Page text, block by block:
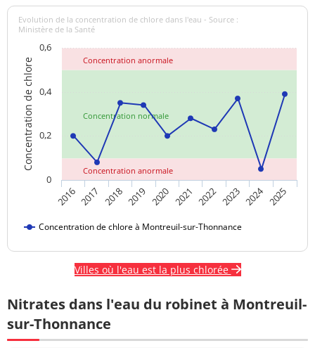
néphélométrique NFU
0,2 NFU <=2 NFU
Concentration normale
Concentration anormale
Concentration anormale
Concentration de chlore
Evolution de la concentration de chlore dans l'eau - Source :
Ministère de la Santé
Concentration de chlore à Montreuil-sur-Thonnance
2016 2017 2018 2019 2020 2021 2022 2023 2024 2025
0
0,2
0,4
0,6
Villes où l'eau est la plus chlorée
Nitrates dans l'eau du robinet à Montreuil-
sur-Thonnance